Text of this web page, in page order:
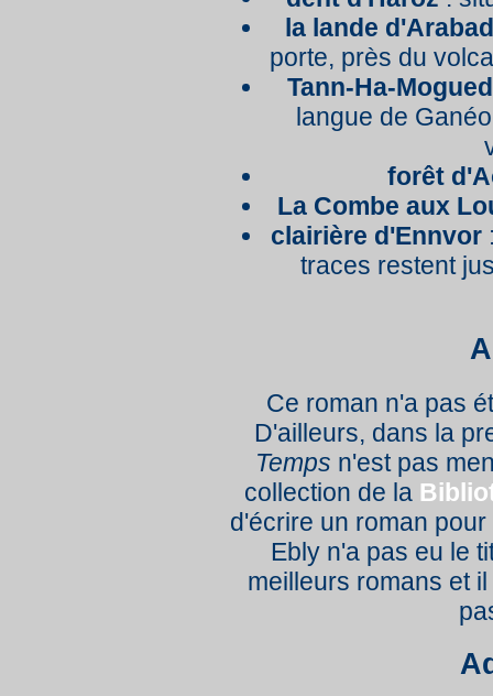
la lande d'Arabad
porte, près du
Tann-Ha-Mogued
langue de
forêt
La Combe aux
clairière d'Ennvor
traces restent
Ce roman n'a pas
D'ailleurs, dans la
Temps n'est pas
collection de la
d'écrire un roman
Ebly n'a pas eu le
meilleurs romans et